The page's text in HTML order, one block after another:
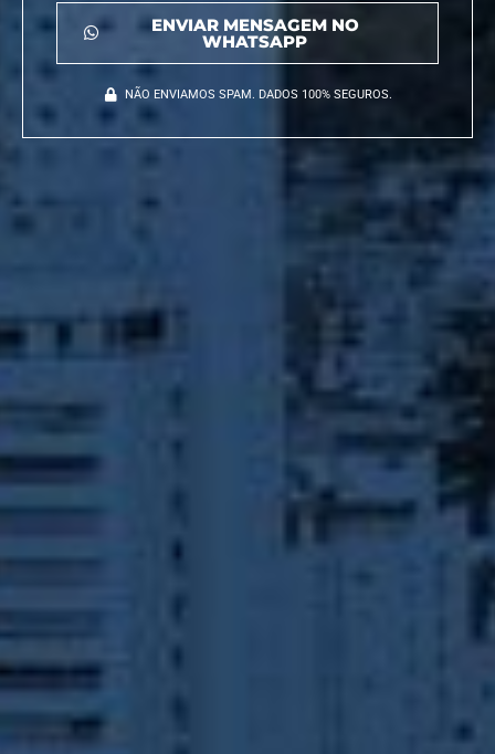
ENVIAR MENSAGEM NO
WHATSAPP
NÃO ENVIAMOS SPAM. DADOS 100% SEGUROS.